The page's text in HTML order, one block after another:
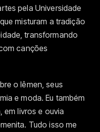
pela Universidade
misturam a tradição
transformando
canções
o Iêmen, seus
e moda. Eu também
em livros e ouvia
Tudo isso me